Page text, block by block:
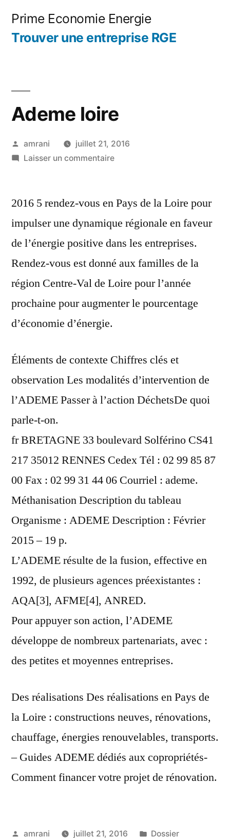
Prime Economie Energie
Trouver une entreprise RGE
Ademe loire
Publié
par
amrani
juillet 21, 2016
Laisser un commentairesur
2016 5 rendez-vous en Pays de la Loire pour
impulser une dynamique régionale en faveur
de l’énergie positive dans les entreprises.
Rendez-vous est donné aux familles de la
région Centre-Val de Loire pour l’année
prochaine pour augmenter le pourcentage
d’économie d’énergie.
Éléments de contexte Chiffres clés et
observation Les modalités d’intervention de
l’ADEME Passer à l’action DéchetsDe quoi
parle-t-on.
fr BRETAGNE 33 boulevard Solférino CS41
217 35012 RENNES Cedex Tél : 02 99 85 87
00 Fax : 02 99 31 44 06 Courriel : ademe.
Méthanisation Description du tableau
Organisme : ADEME Description : Février
2015 – 19 p.
L’ADEME résulte de la fusion, effective en
1992, de plusieurs agences préexistantes :
AQA[3], AFME[4], ANRED.
Pour appuyer son action, l’ADEME
développe de nombreux partenariats, avec :
des petites et moyennes entreprises.
Des réalisations Des réalisations en Pays de
la Loire : constructions neuves, rénovations,
chauffage, énergies renouvelables, transports.
– Guides ADEME dédiés aux copropriétés-
Comment financer votre projet de rénovation.
Publié
amrani juillet 21, 2016
Publié
Dossier